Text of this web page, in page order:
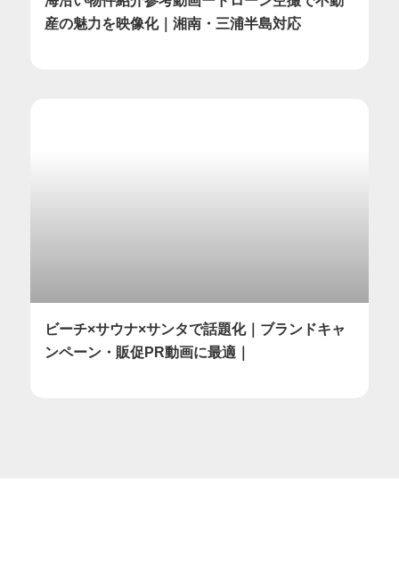
産の魅力を映像化｜湘南・三浦半島対応
ビーチ×サウナ×サンタで話題化｜ブランドキャ
ンペーン・販促PR動画に最適｜